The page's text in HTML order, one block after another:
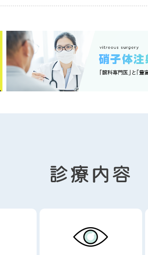
診療内容